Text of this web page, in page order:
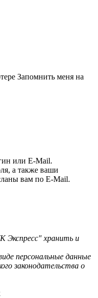
Запомнить меня на
или E-Mail.
а также ваши
вам по E-Mail.
Экспресс" хранить и
персональные данные
законодательства о